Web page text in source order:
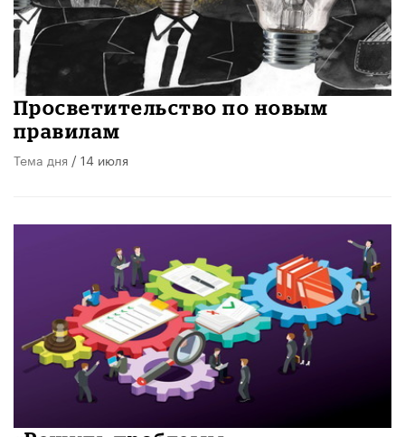
Просветительство по новым
правилам
Тема дня / 14 июля